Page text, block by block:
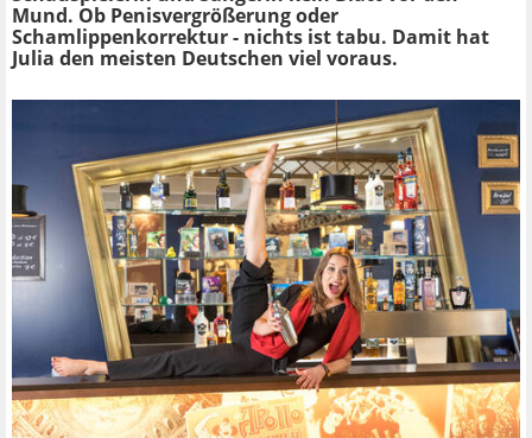
Mund. Ob Penisvergrößerung oder
Schamlippenkorrektur - nichts ist tabu. Damit hat
Julia den meisten Deutschen viel voraus.